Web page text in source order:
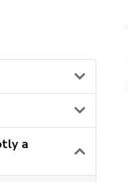
a